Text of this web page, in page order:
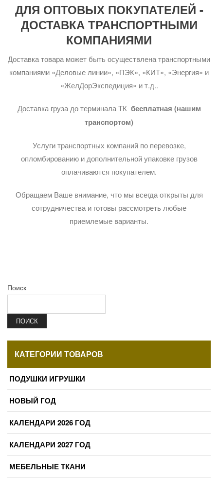
ДЛЯ ОПТОВЫХ ПОКУПАТЕЛЕЙ -
ДОСТАВКА ТРАНСПОРТНЫМИ
КОМПАНИЯМИ
Доставка товара может быть осуществлена транспортными
компаниями «Деловые линии», «ПЭК», «КИТ», «Энергия» и
«ЖелДорЭкспедиция» и т.д..
Доставка груза до терминала ТК бесплатная (нашим
транспортом)
Услуги транспортных компаний по перевозке,
опломбированию и дополнительной упаковке грузов
оплачиваются покупателем.
Обращаем Ваше внимание, что мы всегда открыты для
сотрудничества и готовы рассмотреть любые
приемлемые варианты.
Поиск
ПОИСК
КАТЕГОРИИ ТОВАРОВ
ПОДУШКИ ИГРУШКИ
НОВЫЙ ГОД
КАЛЕНДАРИ 2026 ГОД
КАЛЕНДАРИ 2027 ГОД
МЕБЕЛЬНЫЕ ТКАНИ